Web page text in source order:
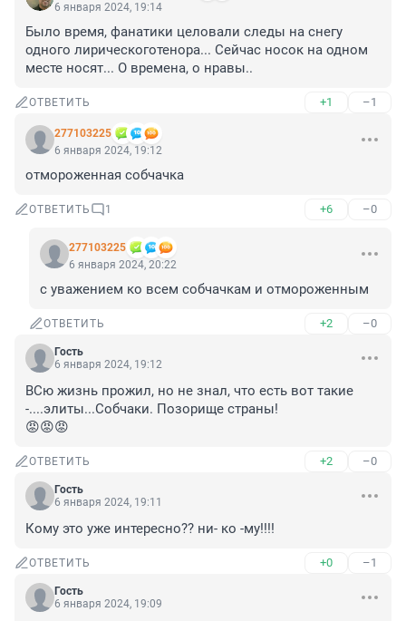
6 января 2024, 19:14
Было время, фанатики целовали следы на снегу
одного лирическоготенора... Сейчас носок на одном
месте носят... О времена, о нравы..
ОТВЕТИТЬ +1 –1
277103225
6 января 2024, 19:12
отмороженная собчачка
ОТВЕТИТЬ 1 +6 –0
277103225
6 января 2024, 20:22
с уважением ко всем собчачкам и отмороженным
ОТВЕТИТЬ +2 –0
Гость
6 января 2024, 19:12
ВСю жизнь прожил, но не знал, что есть вот такие
-....элиты...Собчаки. Позорище страны!
😡😡😡
ОТВЕТИТЬ +2 –0
Гость
6 января 2024, 19:11
Кому это уже интересно?? ни- ко -му!!!!
ОТВЕТИТЬ +0 –1
Гость
6 января 2024, 19:09